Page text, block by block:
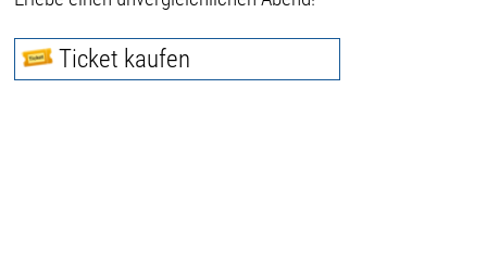
Ticket kaufen